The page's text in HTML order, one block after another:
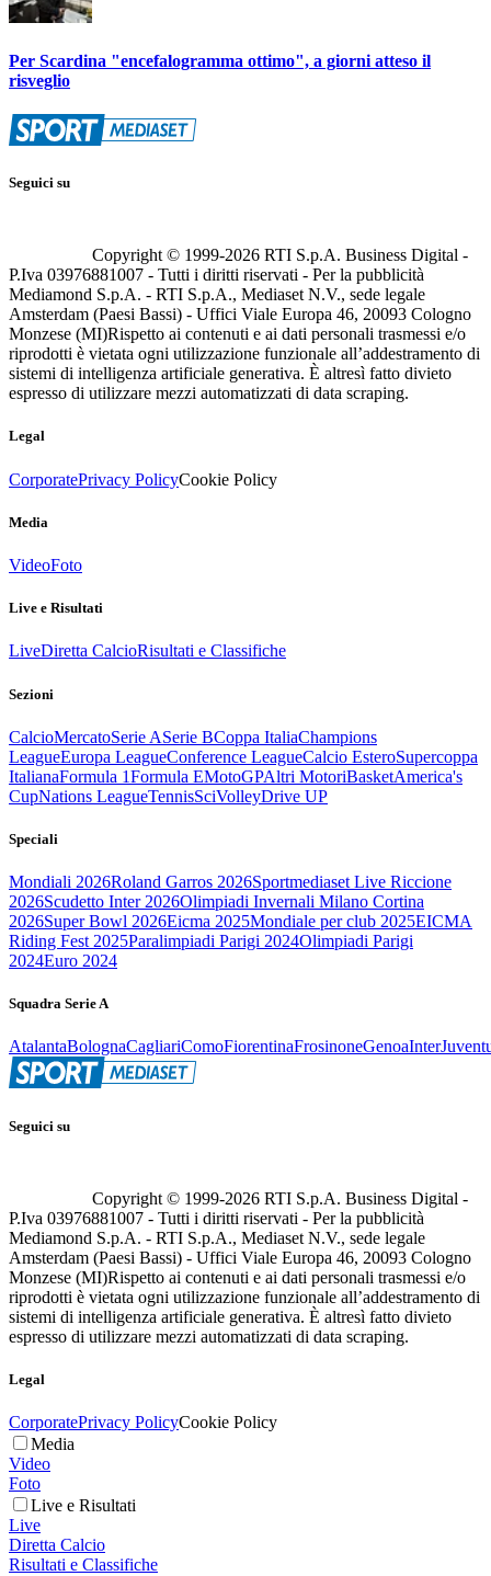
Per Scardina "encefalogramma ottimo", a giorni atteso il
risveglio
Seguici su
Copyright © 1999-2026 RTI S.p.A. Business Digital -
P.Iva 03976881007 - Tutti i diritti riservati - Per la pubblicità
Mediamond S.p.A. - RTI S.p.A., Mediaset N.V., sede legale
Amsterdam (Paesi Bassi) - Uffici Viale Europa 46, 20093 Cologno
Monzese (MI)Rispetto ai contenuti e ai dati personali trasmessi e/o
riprodotti è vietata ogni utilizzazione funzionale all’addestramento di
sistemi di intelligenza artificiale generativa. È altresì fatto divieto
espresso di utilizzare mezzi automatizzati di data scraping.
Legal
CorporatePrivacy PolicyCookie Policy
Media
VideoFoto
Live e Risultati
LiveDiretta CalcioRisultati e Classifiche
Sezioni
CalcioMercatoSerie ASerie BCoppa ItaliaChampions
LeagueEuropa LeagueConference LeagueCalcio EsteroSupercoppa
ItalianaFormula 1Formula EMotoGPAltri MotoriBasketAmerica's
CupNations LeagueTennisSciVolleyDrive UP
Speciali
Mondiali 2026Roland Garros 2026Sportmediaset Live Riccione
2026Scudetto Inter 2026Olimpiadi Invernali Milano Cortina
2026Super Bowl 2026Eicma 2025Mondiale per club 2025EICMA
Riding Fest 2025Paralimpiadi Parigi 2024Olimpiadi Parigi
2024Euro 2024
Squadra Serie A
AtalantaBolognaCagliariComoFiorentinaFrosinoneGenoaInter
Seguici su
Copyright © 1999-2026 RTI S.p.A. Business Digital -
P.Iva 03976881007 - Tutti i diritti riservati - Per la pubblicità
Mediamond S.p.A. - RTI S.p.A., Mediaset N.V., sede legale
Amsterdam (Paesi Bassi) - Uffici Viale Europa 46, 20093 Cologno
Monzese (MI)Rispetto ai contenuti e ai dati personali trasmessi e/o
riprodotti è vietata ogni utilizzazione funzionale all’addestramento di
sistemi di intelligenza artificiale generativa. È altresì fatto divieto
espresso di utilizzare mezzi automatizzati di data scraping.
Legal
CorporatePrivacy PolicyCookie Policy
Media
Video
Foto
Live e Risultati
Live
Diretta Calcio
Risultati e Classifiche